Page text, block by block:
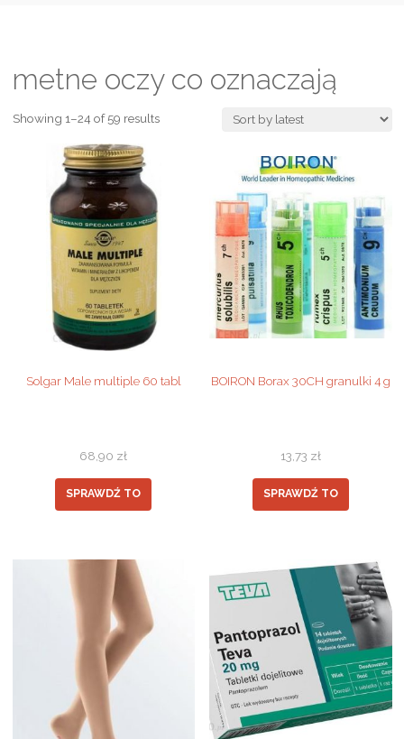
metne oczy co oznaczają
Showing 1–24 of 59 results
Solgar Male multiple 60 tabl
68,90 zł
SPRAWDŹ TO
BOIRON Borax 30CH granulki 4 g
13,73 zł
SPRAWDŹ TO